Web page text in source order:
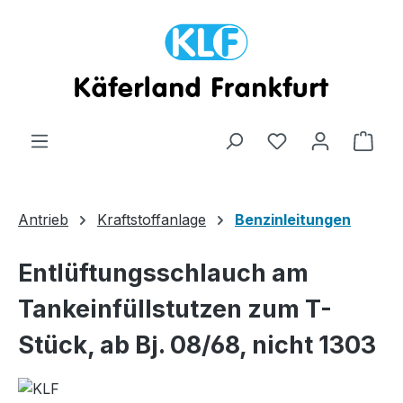
Zum Hauptinhalt springen
Antrieb Kraftstoffanlage Benzinleitungen
Entlüftungsschlauch am
Tankeinfüllstutzen zum T-
Stück, ab Bj. 08/68, nicht 1303